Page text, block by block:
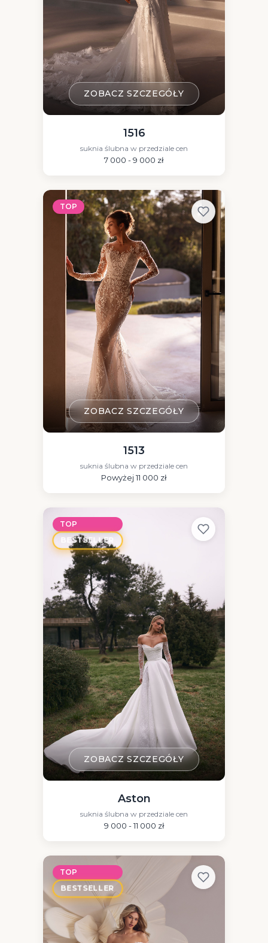
ZOBACZ SZCZEGÓŁY
1516
suknia ślubna w przedziale cen
7 000 - 9 000 zł
TOP
ZOBACZ SZCZEGÓŁY
1513
suknia ślubna w przedziale cen
Powyżej 11 000 zł
TOP
BESTSELLER
ZOBACZ SZCZEGÓŁY
Aston
suknia ślubna w przedziale cen
9 000 - 11 000 zł
TOP
BESTSELLER